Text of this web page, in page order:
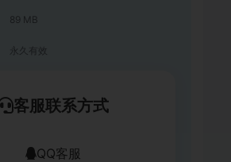
89 MB
永久有效
客服联系方式
QQ客服